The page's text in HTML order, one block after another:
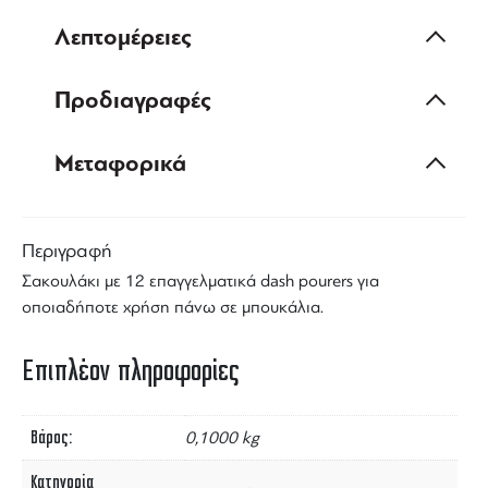
Λεπτομέρειες
Προδιαγραφές
Μεταφορικά
Περιγραφή
Σακουλάκι με 12 επαγγελματικά dash pourers για
οποιαδήποτε χρήση πάνω σε μπουκάλια.
Επιπλέον πληροφορίες
Βάρος 0,1000 kg
Κατηγορία